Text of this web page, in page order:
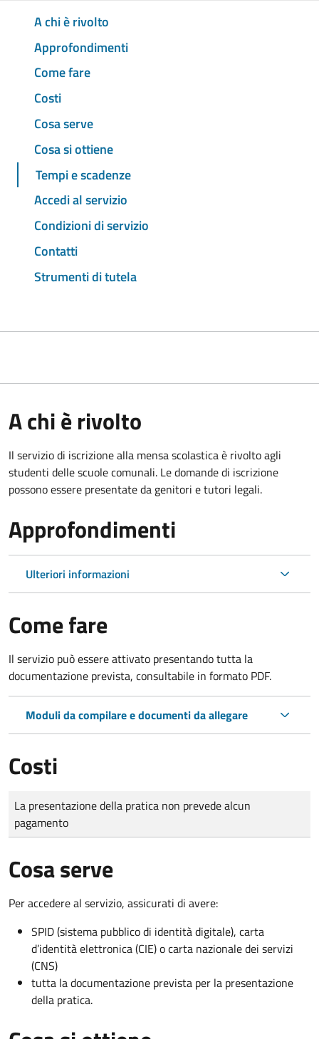
A chi è rivolto
Approfondimenti
Come fare
Costi
Cosa serve
Cosa si ottiene
Tempi e scadenze
Accedi al servizio
Condizioni di servizio
Contatti
Strumenti di tutela
A chi è rivolto
Il servizio di iscrizione alla mensa scolastica è rivolto agli
studenti delle scuole comunali. Le domande di iscrizione
possono essere presentate da genitori e tutori legali.
Approfondimenti
Ulteriori informazioni
Come fare
Il servizio può essere attivato presentando tutta la
documentazione prevista, consultabile in formato PDF.
Moduli da compilare e documenti da allegare
Costi
Tipo di pagamento
Importo
La presentazione della pratica non prevede alcun
pagamento
Cosa serve
Per accedere al servizio, assicurati di avere:
SPID (sistema pubblico di identità digitale), carta
d’identità elettronica (CIE) o carta nazionale dei servizi
(CNS)
tutta la documentazione prevista per la presentazione
della pratica.